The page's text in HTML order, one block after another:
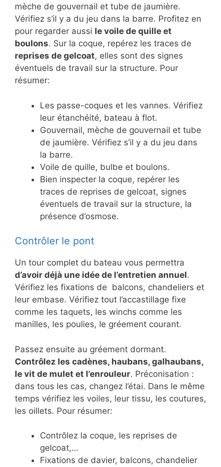
mèche de gouvernail et tube de jaumière.
Vérifiez s’il y a du jeu dans la barre. Profitez en
pour regarder aussi le voile de quille et
boulons. Sur la coque, repérez les traces de
reprises de gelcoat, elles sont des signes
éventuels de travail sur la structure. Pour
résumer:
Les passe-coques et les vannes. Vérifiez
leur étanchéité, bateau à flot.
Gouvernail, mèche de gouvernail et tube
de jaumière. Vérifiez s’il y a du jeu dans
la barre.
Voile de quille, bulbe et boulons.
Bien inspecter la coque, repérer les
traces de reprises de gelcoat, signes
éventuels de travail sur la structure, la
présence d’osmose.
Contrôler le pont
Un tour complet du bateau vous permettra
d’avoir déjà une idée de l’entretien annuel.
Vérifiez les fixations de balcons, chandeliers et
leur embase. Vérifiez tout l’accastillage fixe
comme les taquets, les winchs comme les
manilles, les poulies, le gréement courant.
Passez ensuite au gréement dormant.
Contrôlez les cadènes, haubans, galhaubans,
le vit de mulet et l’enrouleur. Préconisation :
dans tous les cas, changez l’étai. Dans le même
temps vérifiez les voiles, leur tissu, les coutures,
les oillets. Pour résumer:
Contrôlez la coque, les reprises de
gelcoat,…
Fixations de davier, balcons, chandelier